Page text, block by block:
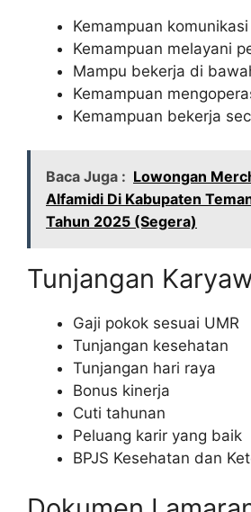
Kemampuan
Kemampuan melayani
Mampu bekerja di
Kemampuan
Kemampuan bekerja
Baca Juga : Lowongan
Alfamidi Di Kabupaten
Tahun 2025 (Segera)
Tunjangan
Gaji pokok sesuai UMR
Tunjangan kesehatan
Tunjangan hari raya
Bonus kinerja
Cuti tahunan
Peluang karir yang baik
BPJS Kesehatan dan